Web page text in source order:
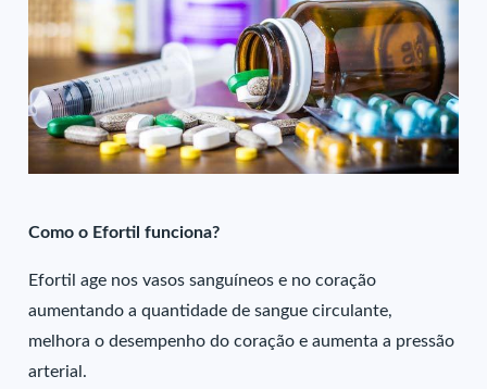
Como o Efortil funciona?
Efortil age nos vasos sanguíneos e no coração
aumentando a quantidade de sangue circulante,
melhora o desempenho do coração e aumenta a pressão
arterial.